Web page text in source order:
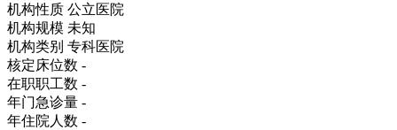
机构性质 公立医院
机构规模 未知
机构类别 专科医院
核定床位数 -
在职职工数 -
年门急诊量 -
年住院人数 -